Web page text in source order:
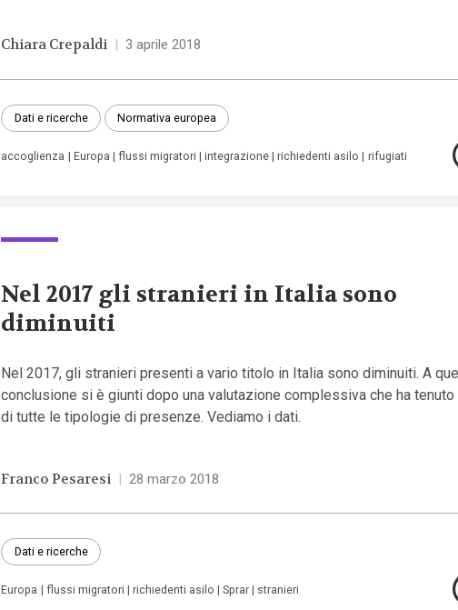
Chiara Crepaldi | 3 aprile 2018
Dati e ricerche Normativa europea
accoglienza Europa flussi migratori integrazione richiedenti asilo rifugiati
Nel 2017 gli stranieri in Italia sono
diminuiti
Nel 2017, gli stranieri presenti a vario titolo in Italia sono diminuiti. A
conclusione si è giunti dopo una valutazione complessiva che ha tenuto
di tutte le tipologie di presenze. Vediamo i dati.
Franco Pesaresi | 28 marzo 2018
Dati e ricerche
Europa flussi migratori richiedenti asilo Sprar stranieri